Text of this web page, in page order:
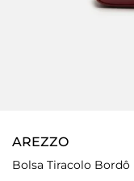
AREZZO
Bolsa Tiracolo Bordô